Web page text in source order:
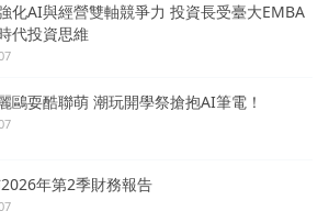
化AI與經營雙軸競爭力 投資長受臺大EMBA
代投資思維
鷗耍酷聯萌 潮玩開學祭搶抱AI筆電！
年第2季財務報告